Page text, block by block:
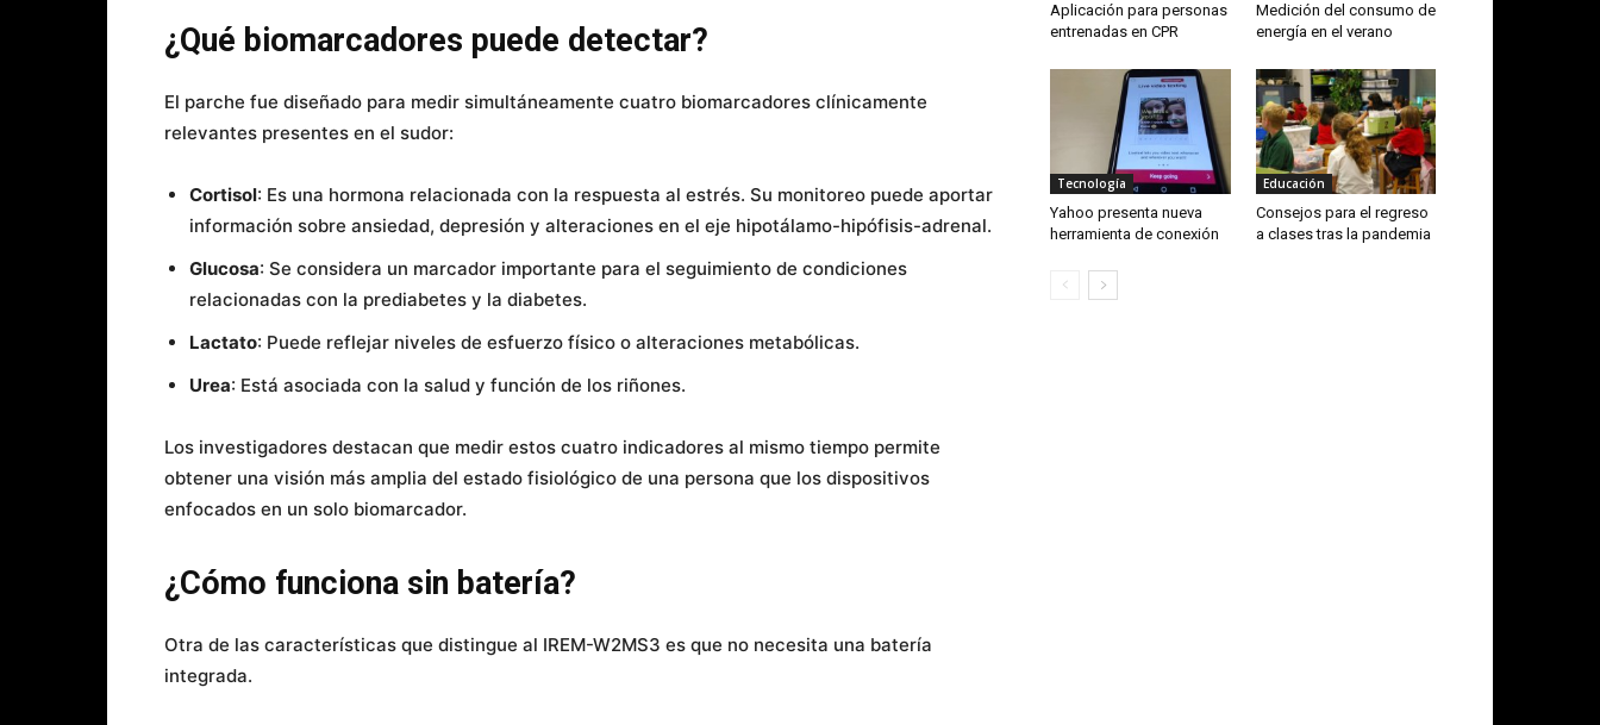
¿Qué biomarcadores puede detectar?
El parche fue diseñado para medir simultáneamente cuatro biomarcadores clínicamente
relevantes presentes en el sudor:
Cortisol: Es una hormona relacionada con la respuesta al estrés. Su monitoreo puede aportar
información sobre ansiedad, depresión y alteraciones en el eje hipotálamo-hipófisis-adrenal.
Glucosa: Se considera un marcador importante para el seguimiento de condiciones
relacionadas con la prediabetes y la diabetes.
Lactato: Puede reflejar niveles de esfuerzo físico o alteraciones metabólicas.
Urea: Está asociada con la salud y función de los riñones.
Los investigadores destacan que medir estos cuatro indicadores al mismo tiempo permite
obtener una visión más amplia del estado fisiológico de una persona que los dispositivos
enfocados en un solo biomarcador.
¿Cómo funciona sin batería?
Otra de las características que distingue al IREM-W2MS3 es que no necesita una batería
integrada.
Aplicación para personas
entrenadas en CPR
Medición del consumo de
energía en el verano
Tecnología
Yahoo presenta nueva
herramienta de conexión
Educación
Consejos para el regreso
a clases tras la pandemia